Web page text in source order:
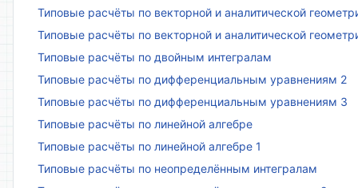
Типовые расчёты по векторной и аналитической
Типовые расчёты по векторной и аналитической
Типовые расчёты по двойным интегралам
Типовые расчёты по дифференциальным уравнениям 2
Типовые расчёты по дифференциальным уравнениям 3
Типовые расчёты по линейной алгебре
Типовые расчёты по линейной алгебре 1
Типовые расчёты по неопределённым интегралам